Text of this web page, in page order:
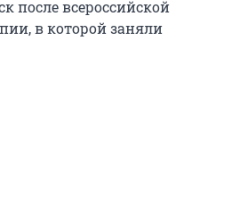
после всероссийской
в которой заняли